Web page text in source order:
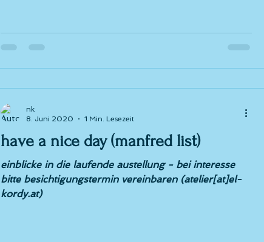
have a nice day (manfred list)
einblicke in die laufende austellung - bei interesse
bitte besichtigungstermin vereinbaren (atelier[at]el-
kordy.at)
nk
8. Juni 2020
1 Min. Lesezeit